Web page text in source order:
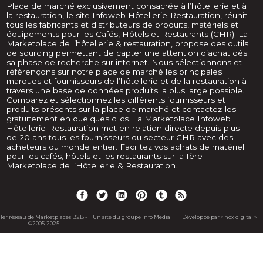
Place de marché exclusivement consacrée à l’hôtellerie et à
la restauration, le site Infoweb Hôtellerie-Restauration, réunit
tous les fabricants et distributeurs de produits, matériels et
équipements pour les Cafés, Hôtels et Restaurants (CHR). La
Marketplace de l’hôtellerie & restauration, propose des outils
de sourcing permettant de capter une attention d’achat dès
sa phase de recherche sur internet. Nous sélectionnons et
référençons sur notre place de marché les principales
marques et fournisseurs de l’hôtellerie et de la restauration à
travers une base de données produits la plus large possible.
Comparez et sélectionnez les différents fournisseurs et
produits présents sur la place de marché et contactez-les
gratuitement en quelques clics. La Marketplace Infoweb
Hôtellerie-Restauration met en relation directe depuis plus
de 20 ans tous les fournisseurs du secteur CHR avec des
acheteurs du monde entier. Facilitez vos achats de matériel
pour les cafés, hôtels et les restaurants sur la 1ère
Marketplace de l’Hôtellerie & Restauration.
1er réseau de Marketplaces B2B -
©2005-2025
Un site du groupe Info Media Développé par « nox digital »